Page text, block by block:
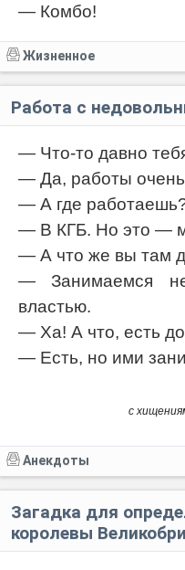
— Комбо!
Жизненное
Работа с
— Что-то давно
— Да, работы
— А где
— В КГБ. Но это —
— А что же вы там
— Занимаемся
властью.
— Ха! А что, есть
— Есть, но ими
с
Анекдоты
Загадка для
королевы